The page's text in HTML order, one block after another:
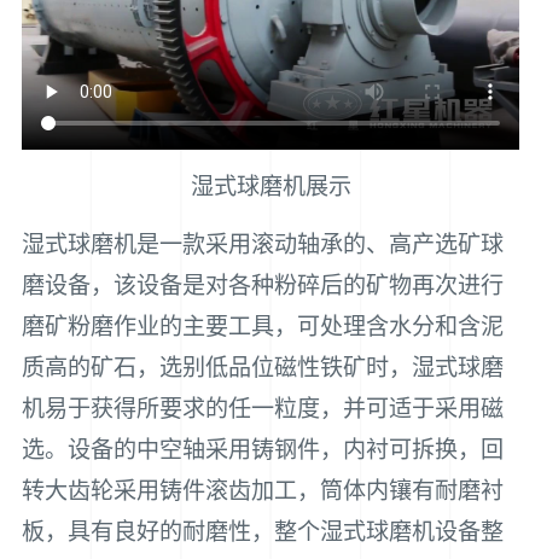
湿式球磨机展示
湿式球磨机是一款采用滚动轴承的、高产选矿球
磨设备，该设备是对各种粉碎后的矿物再次进行
磨矿粉磨作业的主要工具，可处理含水分和含泥
质高的矿石，选别低品位磁性铁矿时，湿式球磨
机易于获得所要求的任一粒度，并可适于采用磁
选。设备的中空轴采用铸钢件，内衬可拆换，回
转大齿轮采用铸件滚齿加工，筒体内镶有耐磨衬
板，具有良好的耐磨性，整个湿式球磨机设备整